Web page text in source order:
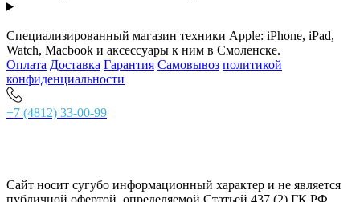
Специализированный магазин техники Apple: iPhone, iPad,
Watch, Macbook и аксессуары к ним в Смоленске.
Оплата Доставка Гарантия Самовывоз политикой
конфиденциальности
+7 (4812) 33-00-99
Сайт носит сугубо информационный характер и не является
публичной офертой, определяемой Статьей 437 (2) ГК РФ.